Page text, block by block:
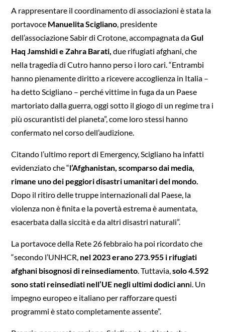
A rappresentare il coordinamento di associazioni è stata la
portavoce Manuelita Scigliano, presidente
dell’associazione Sabir di Crotone, accompagnata daGul
Haq Jamshidi e Zahra Barati, due rifugiati afghani, che
nella tragedia di Cutro hanno perso i loro cari. “Entrambi
hanno pienamente diritto a ricevere accoglienza in Italia –
ha detto Scigliano – perché vittime in fuga da un Paese
martoriato dalla guerra, oggi sotto il giogo di un regime tra i
più oscurantisti del pianeta”, come loro stessi hanno
confermato nel corso dell’audizione.
Citando l’ultimo report di Emergency, Scigliano ha infatti
evidenziato che “l’Afghanistan, scomparso dai media,
rimane uno dei peggiori disastri umanitari del mondo.
Dopo il ritiro delle truppe internazionali dal Paese, la
violenza non è finita e la povertà estrema è aumentata,
esacerbata dalla siccità e da altri disastri naturali”.
La portavoce della Rete 26 febbraio ha poi ricordato che
“secondo l’UNHCR, nel 2023 erano 273.955 i rifugiati
afghani bisognosi di reinsediamento. Tuttavia,solo 4.592
sono stati reinsediati nell’UE negli ultimi dodici anni. Un
impegno europeo e italiano per rafforzare questi
programmi è stato completamente assente”.